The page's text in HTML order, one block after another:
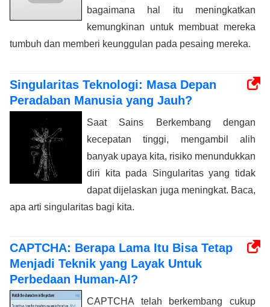
bagaimana hal itu meningkatkan
kemungkinan untuk membuat mereka
tumbuh dan memberi keunggulan pada pesaing mereka.
Singularitas Teknologi: Masa Depan
Peradaban Manusia yang Jauh?
Saat Sains Berkembang dengan
kecepatan tinggi, mengambil alih
banyak upaya kita, risiko menundukkan
diri kita pada Singularitas yang tidak
dapat dijelaskan juga meningkat. Baca,
apa arti singularitas bagi kita.
CAPTCHA: Berapa Lama Itu Bisa Tetap
Menjadi Teknik yang Layak Untuk
Perbedaan Human-AI?
CAPTCHA telah berkembang cukup